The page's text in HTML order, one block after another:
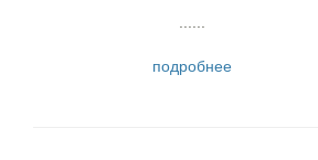
подробнее